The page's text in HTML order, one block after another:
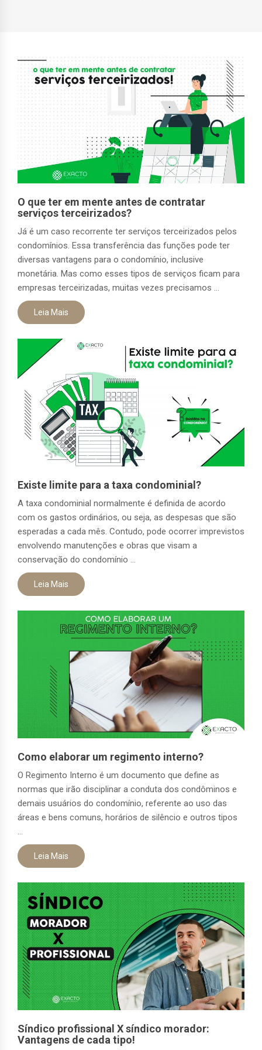
O que ter em mente antes de contratar
serviços terceirizados?
Já é um caso recorrente ter serviços terceirizados pelos
condomínios. Essa transferência das funções pode ter
diversas vantagens para o condomínio, inclusive
monetária. Mas como esses tipos de serviços ficam para
empresas terceirizadas, muitas vezes precisamos ...
Leia Mais
Existe limite para a taxa condominial?
A taxa condominial normalmente é definida de acordo
com os gastos ordinários, ou seja, as despesas que são
esperadas a cada mês. Contudo, pode ocorrer imprevistos
envolvendo manutenções e obras que visam a
conservação do condomínio ...
Leia Mais
Como elaborar um regimento interno?
O Regimento Interno é um documento que define as
normas que irão disciplinar a conduta dos condôminos e
demais usuários do condomínio, referente ao uso das
áreas e bens comuns, horários de silêncio e outros tipos
...
Leia Mais
Síndico profissional X síndico morador:
Vantagens de cada tipo!